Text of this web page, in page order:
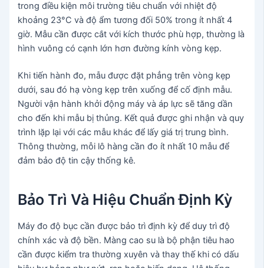
trong điều kiện môi trường tiêu chuẩn với nhiệt độ
khoảng 23°C và độ ẩm tương đối 50% trong ít nhất 4
giờ. Mẫu cần được cắt với kích thước phù hợp, thường là
hình vuông có cạnh lớn hơn đường kính vòng kẹp.
Khi tiến hành đo, mẫu được đặt phẳng trên vòng kẹp
dưới, sau đó hạ vòng kẹp trên xuống để cố định mẫu.
Người vận hành khởi động máy và áp lực sẽ tăng dần
cho đến khi mẫu bị thủng. Kết quả được ghi nhận và quy
trình lặp lại với các mẫu khác để lấy giá trị trung bình.
Thông thường, mỗi lô hàng cần đo ít nhất 10 mẫu để
đảm bảo độ tin cậy thống kê.
Bảo Trì Và Hiệu Chuẩn Định Kỳ
Máy đo độ bục cần được bảo trì định kỳ để duy trì độ
chính xác và độ bền. Màng cao su là bộ phận tiêu hao
cần được kiểm tra thường xuyên và thay thế khi có dấu